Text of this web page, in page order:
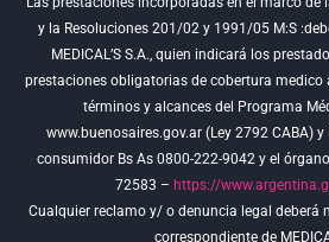
y la Resoluciones 201/02 y 1991/05 M:S
MEDICAL’S S.A., quien indicará los
prestaciones obligatorias de cobertura medico
términos y alcances del Programa
www.buenosaires.gov.ar (Ley 2792 CABA)
consumidor Bs As 0800-222-9042 y el
72583 – https://
Cualquier reclamo y/ o denuncia legal deberá
correspondiente de